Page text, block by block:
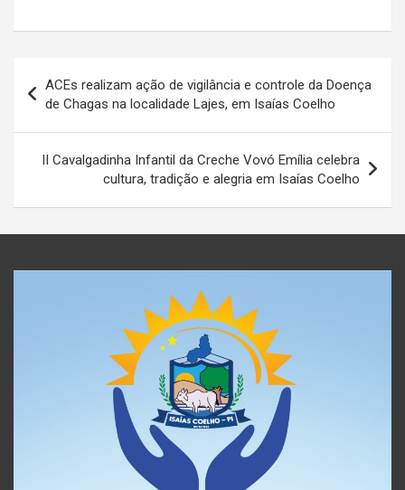
de
Post
ACEs realizam ação de vigilância e controle da Doença
de Chagas na localidade Lajes, em Isaías Coelho
II Cavalgadinha Infantil da Creche Vovó Emília celebra
cultura, tradição e alegria em Isaías Coelho